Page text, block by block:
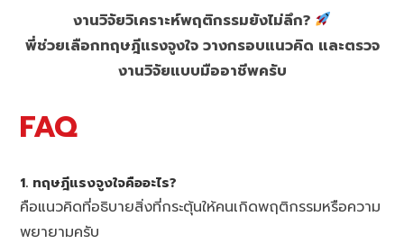
งานวิจัยวิเคราะห์พฤติกรรมยังไม่ลึก?
พี่ช่วยเลือกทฤษฎีแรงจูงใจ วางกรอบแนวคิด และตรวจ
งานวิจัยแบบมืออาชีพครับ
FAQ
1. ทฤษฎีแรงจูงใจคืออะไร?
คือแนวคิดที่อธิบายสิ่งที่กระตุ้นให้คนเกิดพฤติกรรมหรือความ
พยายามครับ